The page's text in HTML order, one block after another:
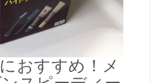
おすすめ！メ